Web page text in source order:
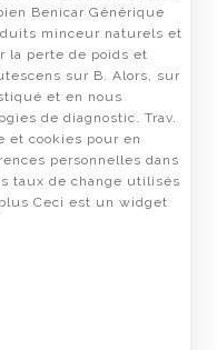
Benicar Générique
minceur naturels et
la perte de poids et
sur B. Alors, sur
et en nous
de diagnostic. Trav.
et cookies pour en
personnelles dans
taux de change utilisés
Ceci est un widget